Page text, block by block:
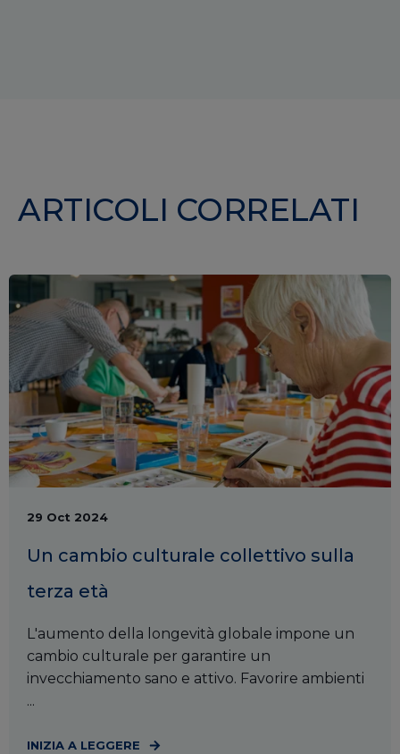
ARTICOLI CORRELATI
29 Oct 2024
Un cambio culturale collettivo sulla
terza età
L'aumento della longevità globale impone un
cambio culturale per garantire un
invecchiamento sano e attivo. Favorire ambienti
...
INIZIA A LEGGERE